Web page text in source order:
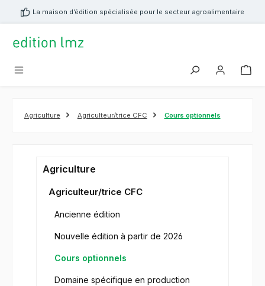
principal
La maison d’édition spécialisée pour le secteur agroalimentaire
Agriculture Agriculteur/trice CFC Cours optionnels
Agriculture
Agriculteur/trice CFC
Ancienne édition
Nouvelle édition à partir de 2026
Cours optionnels
Domaine spécifique en production